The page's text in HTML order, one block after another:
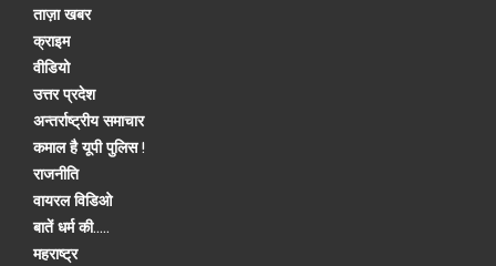
ताज़ा खबर
क्राइम
वीडियो
उत्तर प्रदेश
अन्तर्राष्ट्रीय समाचार
कमाल है यूपी पुलिस !
राजनीति
वायरल विडिओ
बातें धर्म की.....
महराष्ट्र